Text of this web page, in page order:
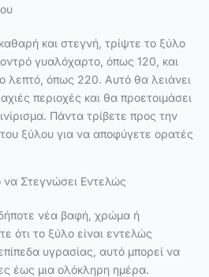
και στεγνή, τρίψτε το ξύλο
γυαλόχαρτο, όπως 120, και
λεπτό, όπως 220. Αυτό θα λειάνει
περιοχές και θα προετοιμάσει
Πάντα τρίβετε προς την
ξύλου για να αποφύγετε ορατές
Στεγνώσει Εντελώς
νέα βαφή, χρώμα ή
ότι το ξύλο είναι εντελώς
υγρασίας, αυτό μπορεί να
έως μια ολόκληρη ημέρα.